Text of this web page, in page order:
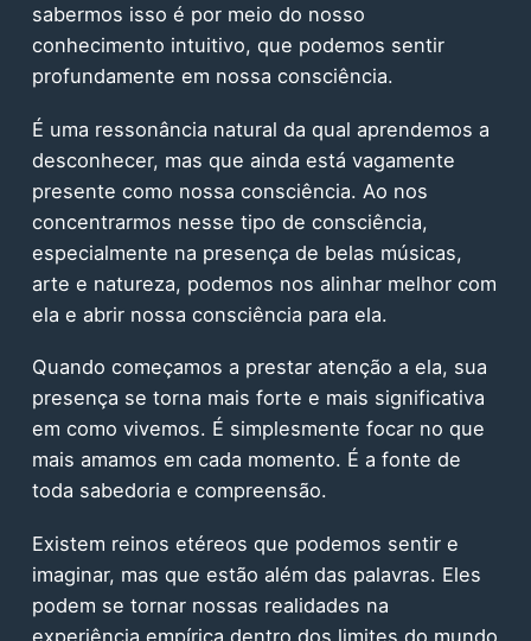
sabermos isso é por meio do nosso
conhecimento intuitivo, que podemos sentir
profundamente em nossa consciência.
É uma ressonância natural da qual aprendemos a
desconhecer, mas que ainda está vagamente
presente como nossa consciência. Ao nos
concentrarmos nesse tipo de consciência,
especialmente na presença de belas músicas,
arte e natureza, podemos nos alinhar melhor com
ela e abrir nossa consciência para ela.
Quando começamos a prestar atenção a ela, sua
presença se torna mais forte e mais significativa
em como vivemos. É simplesmente focar no que
mais amamos em cada momento. É a fonte de
toda sabedoria e compreensão.
Existem reinos etéreos que podemos sentir e
imaginar, mas que estão além das palavras. Eles
podem se tornar nossas realidades na